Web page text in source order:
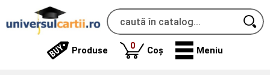
Produse 0produse
Coș Meniu